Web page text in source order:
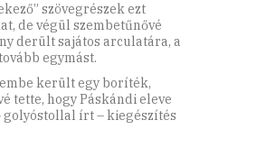
szövegrészek ezt
de végül szembetűnővé
derült sajátos arculatára, a
egymást.
került egy boríték,
tette, hogy Páskándi eleve
golyóstollal írt – kiegészítés